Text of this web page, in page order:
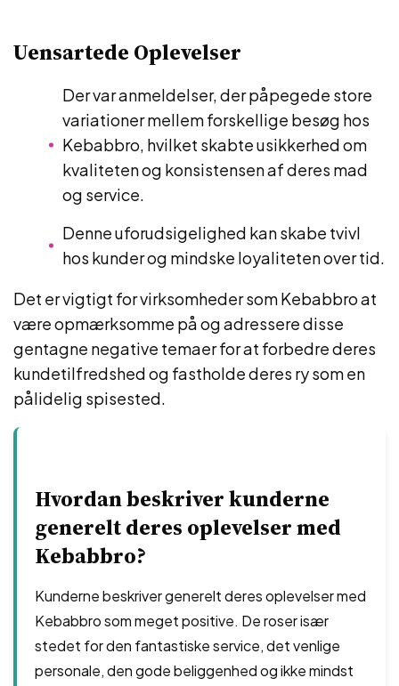
Uensartede Oplevelser
Der var anmeldelser, der påpegede store
variationer mellem forskellige besøg hos
Kebabbro, hvilket skabte usikkerhed om
kvaliteten og konsistensen af deres mad
og service.
Denne uforudsigelighed kan skabe tvivl
hos kunder og mindske loyaliteten over tid.
Det er vigtigt for virksomheder som Kebabbro at
være opmærksomme på og adressere disse
gentagne negative temaer for at forbedre deres
kundetilfredshed og fastholde deres ry som en
pålidelig spisested.
Hvordan beskriver kunderne
generelt deres oplevelser med
Kebabbro?
Kunderne beskriver generelt deres oplevelser med
Kebabbro som meget positive. De roser især
stedet for den fantastiske service, det venlige
personale, den gode beliggenhed og ikke mindst